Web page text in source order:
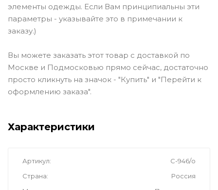
элементы одежды. Если Вам принципиальны эти
параметры - указывайте это в примечании к
заказу.)
Вы можете заказать этот товар с доставкой по
Москве и Подмосковью прямо сейчас, достаточно
просто кликнуть на значок - "Купить" и "Перейти к
оформлению заказа".
Характеристики
Артикул
С-946/о
Страна
Россия